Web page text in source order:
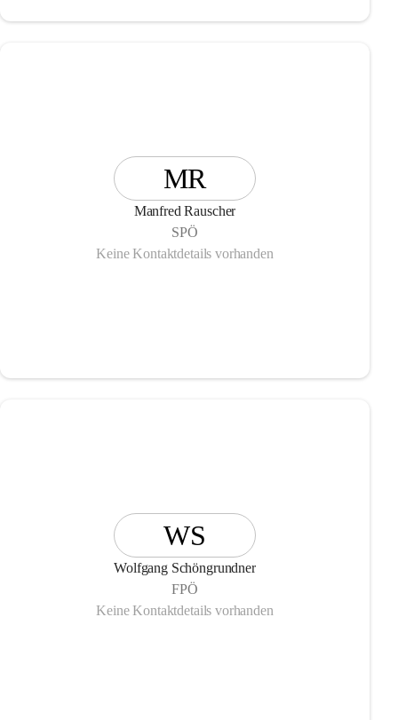
MR
Manfred Rauscher
SPÖ
Keine Kontaktdetails vorhanden
WS
Wolfgang Schöngrundner
FPÖ
Keine Kontaktdetails vorhanden